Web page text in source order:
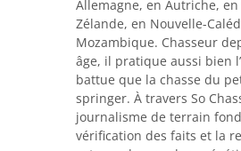
Allemagne, en Autriche,
Zélande, en Nouvelle-
Mozambique. Chasseur
âge, il pratique aussi bien
battue que la chasse du
springer. À travers So
journalisme de terrain
vérification des faits et la